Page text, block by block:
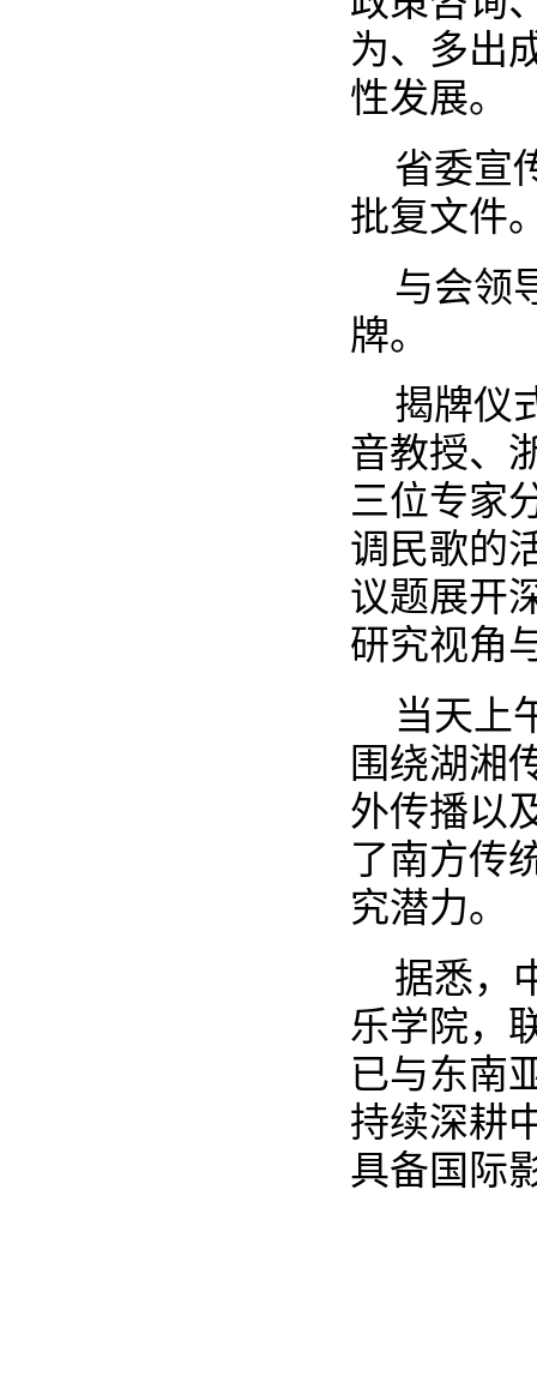
为、多出
性发展。
省委宣
批复文件
与会领
牌。
揭牌仪
音教授、
三位专家
调民歌的
议题展开
研究视角
当天上
围绕湖湘
外传播以
了南方传
究潜力。
据悉，
乐学院，
已与东南
持续深耕
具备国际